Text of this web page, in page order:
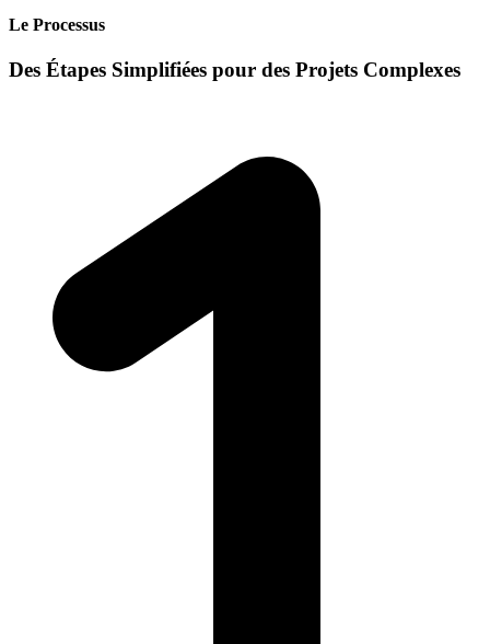
Le Processus
Des Étapes Simplifiées pour des Projets Complexes